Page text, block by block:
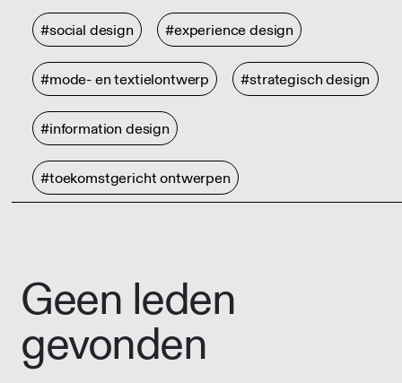
#social design #experience design
#mode- en textielontwerp #strategisch design
#information design
#toekomstgericht ontwerpen
Geen leden
gevonden